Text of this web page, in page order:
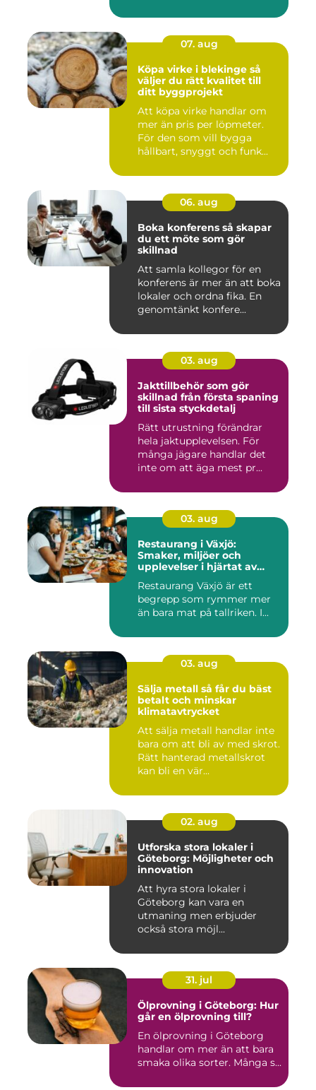
07. aug
Köpa virke i blekinge så
väljer du rätt kvalitet till
ditt byggprojekt
Att köpa virke handlar om
mer än pris per löpmeter.
För den som vill bygga
hållbart, snyggt och funk...
06. aug
Boka konferens så skapar
du ett möte som gör
skillnad
Att samla kollegor för en
konferens är mer än att boka
lokaler och ordna fika. En
genomtänkt konfere...
03. aug
Jakttillbehör som gör
skillnad från första spaning
till sista styckdetalj
Rätt utrustning förändrar
hela jaktupplevelsen. För
många jägare handlar det
inte om att äga mest pr...
03. aug
Restaurang i Växjö:
Smaker, miljöer och
upplevelser i hjärtat av
Restaurang Växjö är ett
begrepp som rymmer mer
än bara mat på tallriken. I...
03. aug
Sälja metall så får du bäst
betalt och minskar
klimatavtrycket
Att sälja metall handlar inte
bara om att bli av med skrot.
Rätt hanterad metallskrot
kan bli en vär...
02. aug
Utforska stora lokaler i
Göteborg: Möjligheter och
innovation
Att hyra stora lokaler i
Göteborg kan vara en
utmaning men erbjuder
också stora möjl...
31. jul
Ölprovning i Göteborg: Hur
går en ölprovning till?
En ölprovning i Göteborg
handlar om mer än att bara
smaka olika sorter. Många s...